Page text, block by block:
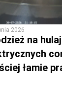
2026
na
łamie